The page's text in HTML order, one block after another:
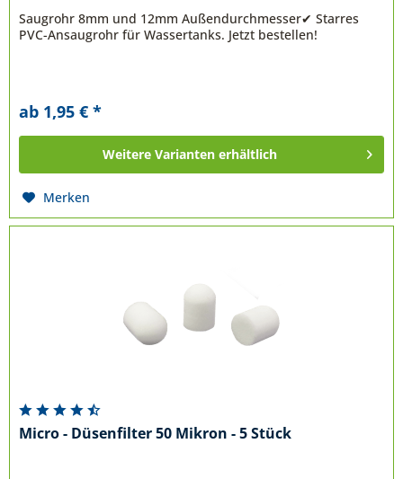
Saugrohr 8mm und 12mm Außendurchmesser✔ Starres
PVC-Ansaugrohr für Wassertanks. Jetzt bestellen!
ab 1,95 € *
Weitere Varianten erhältlich
Merken
Micro - Düsenfilter 50 Mikron - 5 Stück